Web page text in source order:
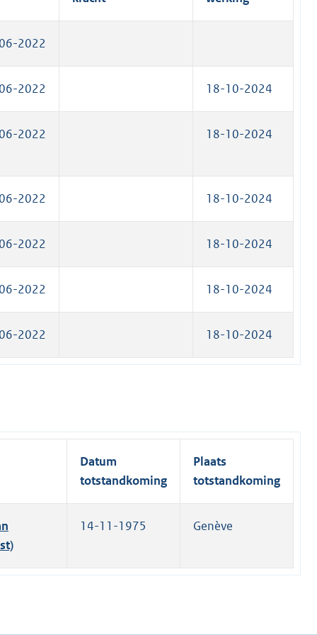
2022
2022 18-10-2024
2022 18-10-2024
2022 18-10-2024
2022 18-10-2024
2022 18-10-2024
2022 18-10-2024
Datum
totstandkoming
Plaats
totstandkoming
14-11-1975 Genève